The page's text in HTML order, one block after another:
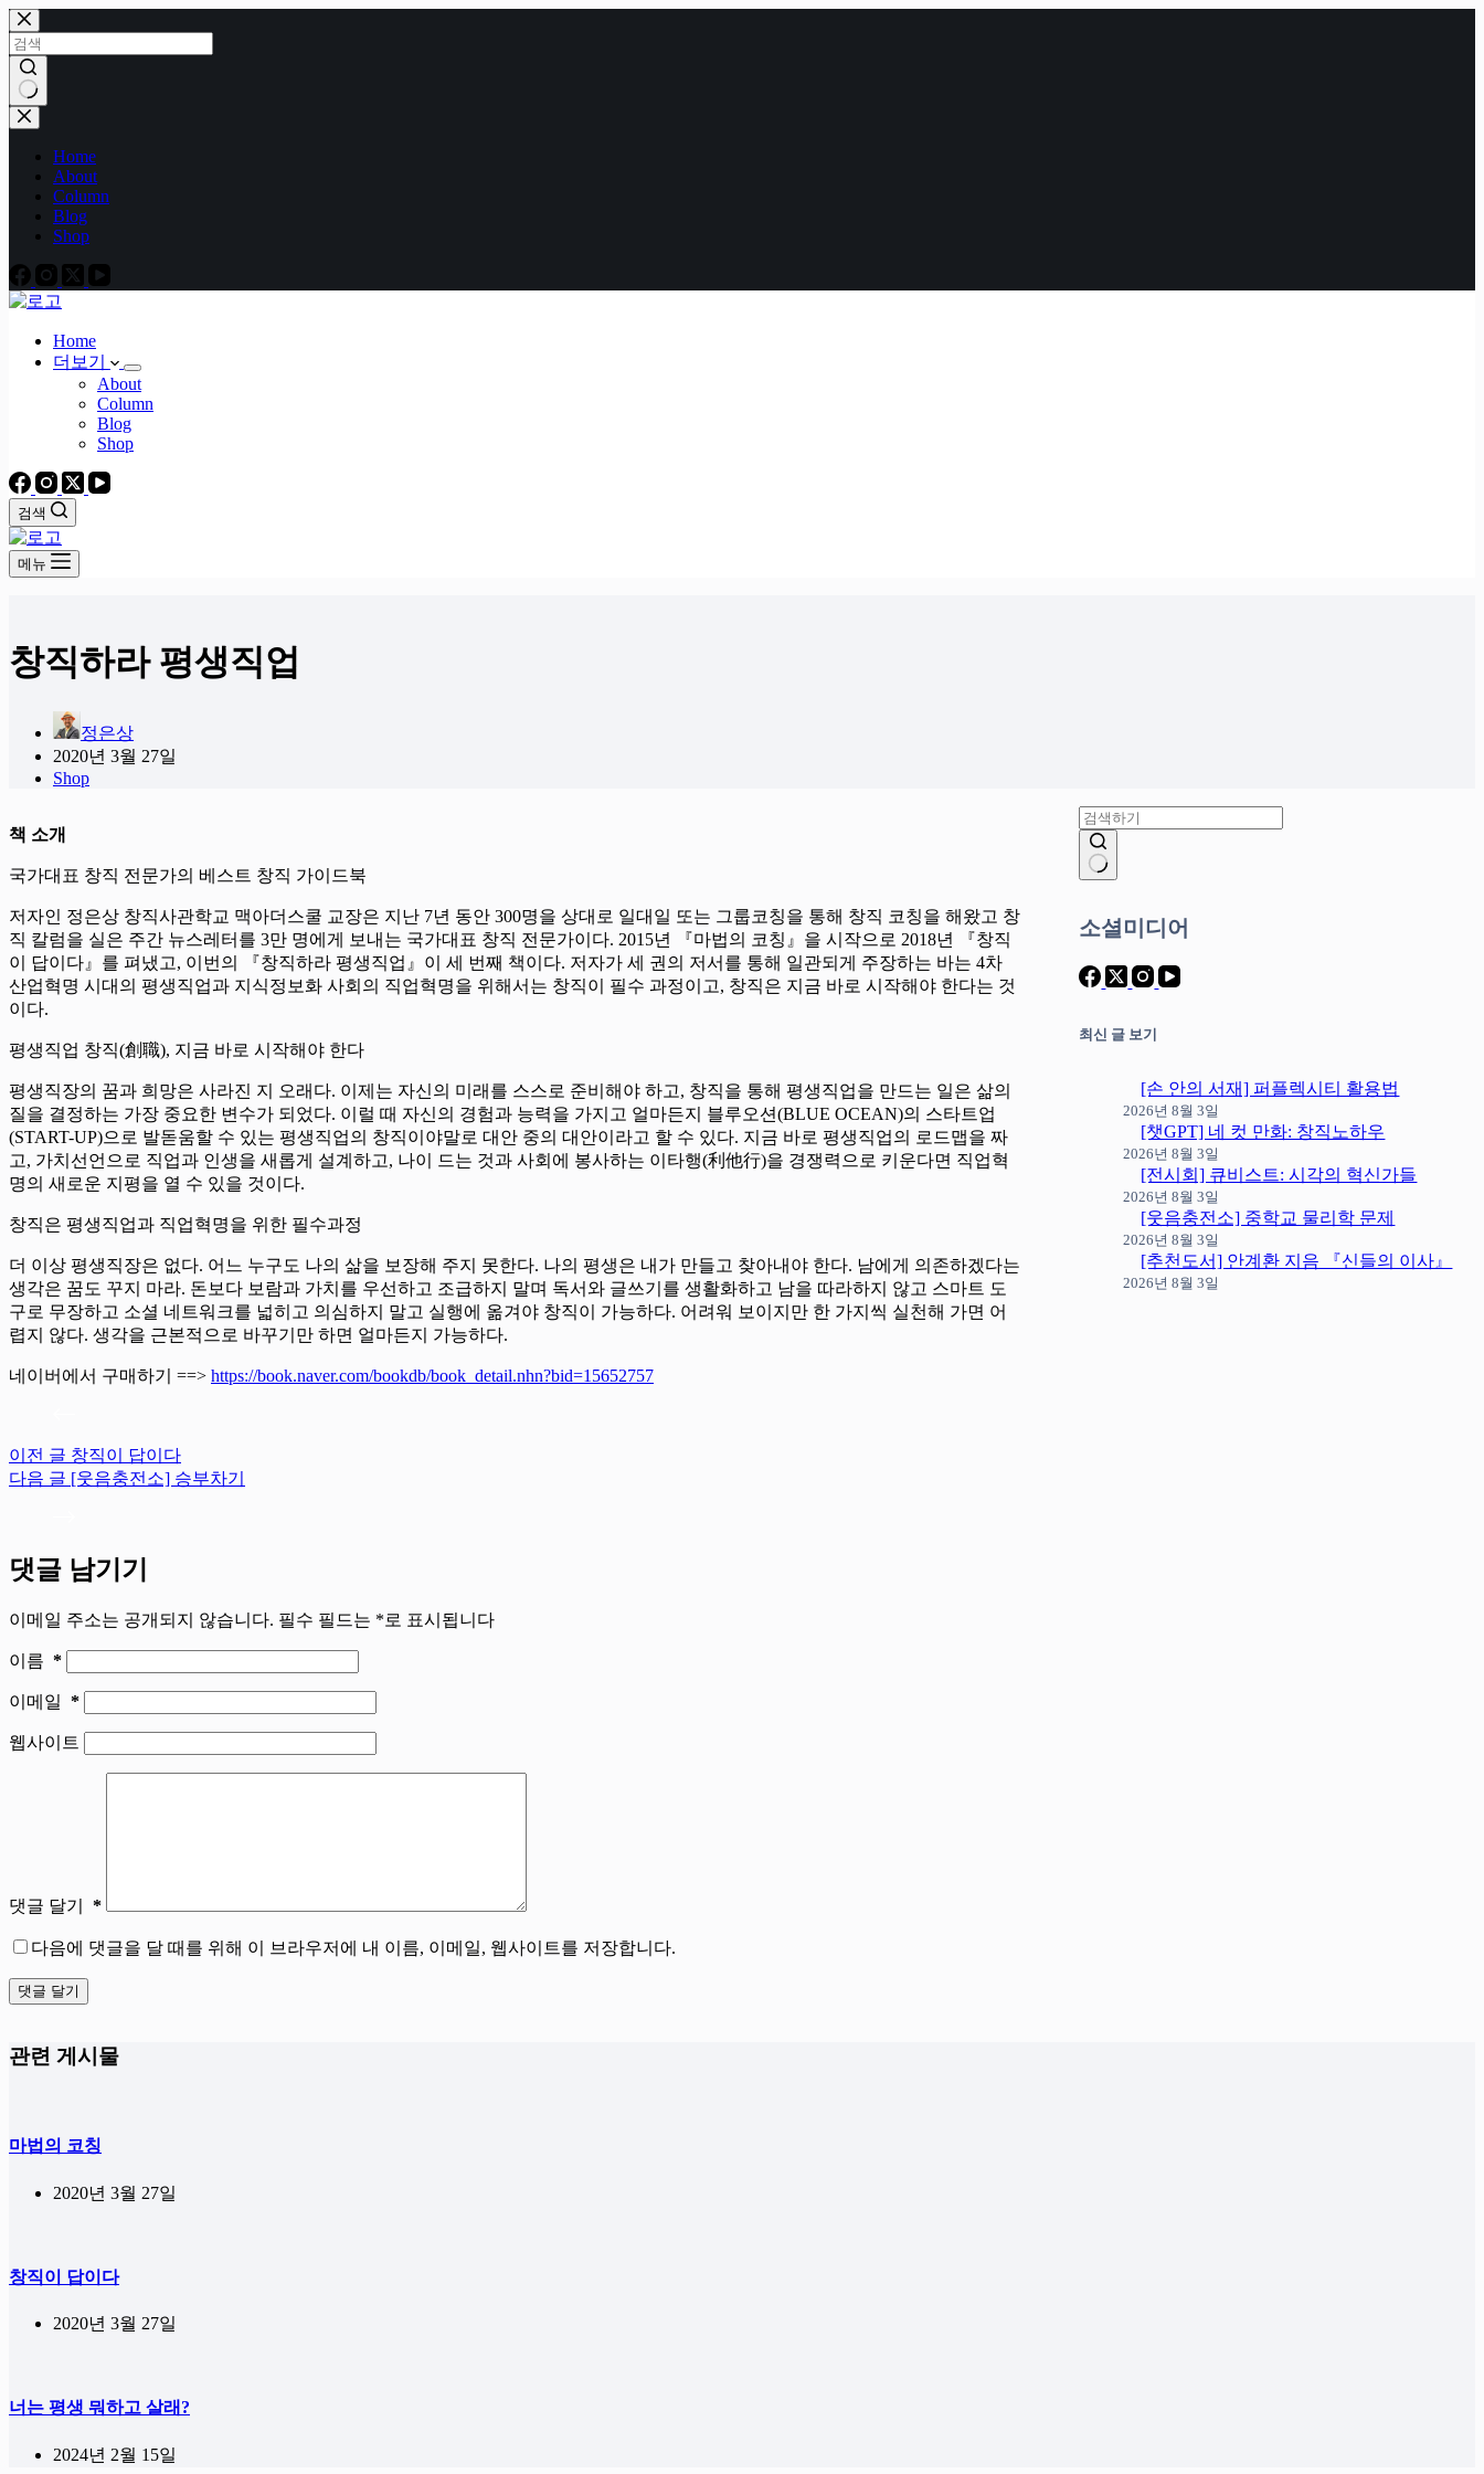
본
문
으
로
건
너
결
Home
About
Column
Blog
Shop
Home
더보기
About
Column
Blog
Shop
검색
메뉴
창직하라 평생직업
정은상
2020년 3월 27일
Shop
책 소개
국가대표 창직 전문가의 베스트 창직 가이드북
저자인 정은상 창직사관학교 맥아더스쿨 교장은 지난 7년 동안 300명을 상대로 일대일 또는 그룹코칭을 통해 창직 코칭을 해왔고 창
직 칼럼을 실은 주간 뉴스레터를 3만 명에게 보내는 국가대표 창직 전문가이다. 2015년 『마법의 코칭』을 시작으로 2018년 『창직
이 답이다』를 펴냈고, 이번의 『창직하라 평생직업』이 세 번째 책이다. 저자가 세 권의 저서를 통해 일관되게 주장하는 바는 4차
산업혁명 시대의 평생직업과 지식정보화 사회의 직업혁명을 위해서는 창직이 필수 과정이고, 창직은 지금 바로 시작해야 한다는 것
이다.
평생직업 창직(創職), 지금 바로 시작해야 한다
평생직장의 꿈과 희망은 사라진 지 오래다. 이제는 자신의 미래를 스스로 준비해야 하고, 창직을 통해 평생직업을 만드는 일은 삶의
질을 결정하는 가장 중요한 변수가 되었다. 이럴 때 자신의 경험과 능력을 가지고 얼마든지 블루오션(BLUE OCEAN)의 스타트업
(START-UP)으로 발돋움할 수 있는 평생직업의 창직이야말로 대안 중의 대안이라고 할 수 있다. 지금 바로 평생직업의 로드맵을 짜
고, 가치선언으로 직업과 인생을 새롭게 설계하고, 나이 드는 것과 사회에 봉사하는 이타행(利他行)을 경쟁력으로 키운다면 직업혁
명의 새로운 지평을 열 수 있을 것이다.
창직은 평생직업과 직업혁명을 위한 필수과정
더 이상 평생직장은 없다. 어느 누구도 나의 삶을 보장해 주지 못한다. 나의 평생은 내가 만들고 찾아내야 한다. 남에게 의존하겠다는
생각은 꿈도 꾸지 마라. 돈보다 보람과 가치를 우선하고 조급하지 말며 독서와 글쓰기를 생활화하고 남을 따라하지 않고 스마트 도
구로 무장하고 소셜 네트워크를 넓히고 의심하지 말고 실행에 옮겨야 창직이 가능하다. 어려워 보이지만 한 가지씩 실천해 가면 어
렵지 않다. 생각을 근본적으로 바꾸기만 하면 얼마든지 가능하다.
네이버에서 구매하기 ==> https://book.naver.com/bookdb/book_detail.nhn?bid=15652757
이전 글 창직이 답이다
다음 글 [웃음충전소] 승부차기
댓글 남기기
이메일 주소는 공개되지 않습니다. 필수 필드는 *로 표시됩니다
이름 *
이메일 *
웹사이트
댓글 달기 *
다음에 댓글을 달 때를 위해 이 브라우저에 내 이름, 이메일, 웹사이트를 저장합니다.
댓글 달기
없
소셜미디어
최신 글 보기
[손 안의 서재] 퍼플렉시티 활용법
2026년 8월 3일
[챗GPT] 네 컷 만화: 창직노하우
2026년 8월 3일
[전시회] 큐비스트: 시각의 혁신가들
2026년 8월 3일
[웃음충전소] 중학교 물리학 문제
2026년 8월 3일
[추천도서] 안계환 지음 『신들의 이사』
2026년 8월 3일
관련 게시물
마법의 코칭
2020년 3월 27일
창직이 답이다
2020년 3월 27일
너는 평생 뭐하고 살래?
2024년 2월 15일